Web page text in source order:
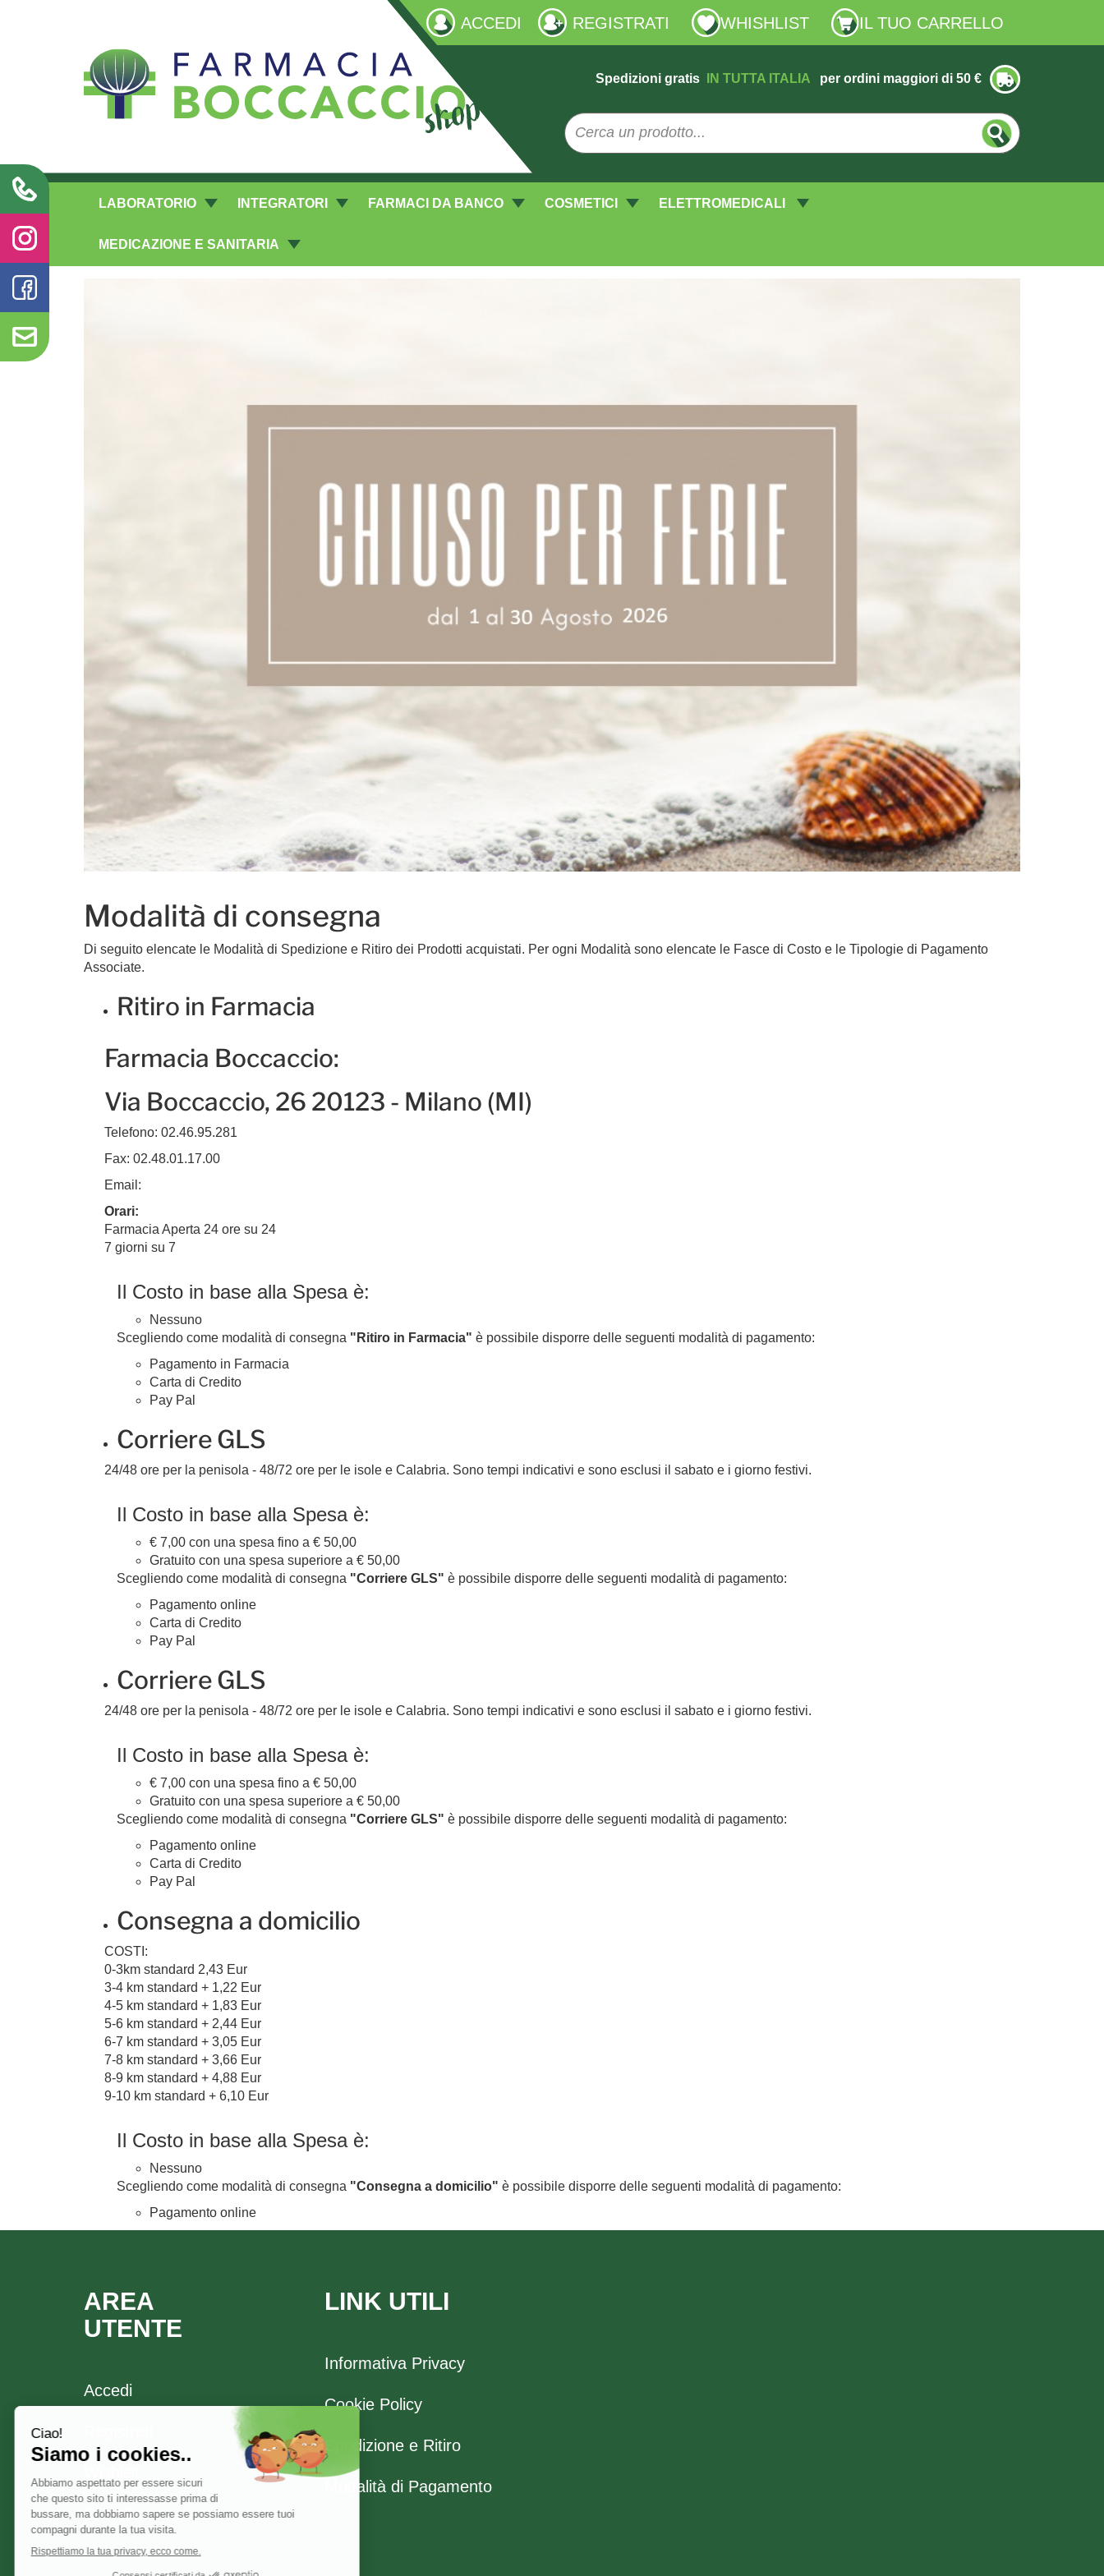
ACCEDI REGISTRATI WHISHLIST IL TUO CARRELLO
Spedizioni gratis IN TUTTA ITALIA per ordini maggiori di 50 €
LABORATORIO INTEGRATORI FARMACI DA BANCO COSMETICI ELETTROMEDICALI
MEDICAZIONE E SANITARIA
Modalità di consegna
Di seguito elencate le Modalità di Spedizione e Ritiro dei Prodotti acquistati. Per ogni Modalità sono elencate le Fasce di Costo e le Tipologie di Pagamento
Associate.
Ritiro in Farmacia
Farmacia Boccaccio:
Via Boccaccio, 26 20123 - Milano (MI)
Telefono: 02.46.95.281
Fax: 02.48.01.17.00
Email:
Orari:
Farmacia Aperta 24 ore su 24
7 giorni su 7
Il Costo in base alla Spesa è:
Nessuno
Scegliendo come modalità di consegna "Ritiro in Farmacia" è possibile disporre delle seguenti modalità di pagamento:
Pagamento in Farmacia
Carta di Credito
Pay Pal
Corriere GLS
24/48 ore per la penisola - 48/72 ore per le isole e Calabria. Sono tempi indicativi e sono esclusi il sabato e i giorno festivi.
Il Costo in base alla Spesa è:
€ 7,00 con una spesa fino a € 50,00
Gratuito con una spesa superiore a € 50,00
Scegliendo come modalità di consegna "Corriere GLS" è possibile disporre delle seguenti modalità di pagamento:
Pagamento online
Carta di Credito
Pay Pal
Corriere GLS
24/48 ore per la penisola - 48/72 ore per le isole e Calabria. Sono tempi indicativi e sono esclusi il sabato e i giorno festivi.
Il Costo in base alla Spesa è:
€ 7,00 con una spesa fino a € 50,00
Gratuito con una spesa superiore a € 50,00
Scegliendo come modalità di consegna "Corriere GLS" è possibile disporre delle seguenti modalità di pagamento:
Pagamento online
Carta di Credito
Pay Pal
Consegna a domicilio
COSTI:
0-3km standard 2,43 Eur
3-4 km standard + 1,22 Eur
4-5 km standard + 1,83 Eur
5-6 km standard + 2,44 Eur
6-7 km standard + 3,05 Eur
7-8 km standard + 3,66 Eur
8-9 km standard + 4,88 Eur
9-10 km standard + 6,10 Eur
Il Costo in base alla Spesa è:
Nessuno
Scegliendo come modalità di consegna "Consegna a domicilio" è possibile disporre delle seguenti modalità di pagamento:
Pagamento online
AREA
UTENTE
Accedi
Carrello
LINK UTILI
Informativa Privacy
Cookie Policy
Spedizione e Ritiro
Modalità di Pagamento